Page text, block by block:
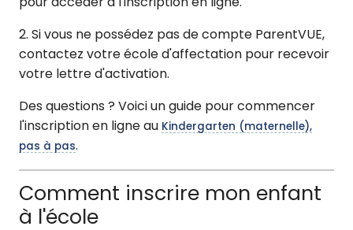
pour accéder à l'inscription en ligne.
2. Si vous ne possédez pas de compte ParentVUE,
contactez votre école d'affectation pour recevoir
votre lettre d'activation.
Des questions ? Voici un guide pour commencer
l'inscription en ligne au Kindergarten (maternelle),
pas à pas.
Comment inscrire mon enfant
à l'école